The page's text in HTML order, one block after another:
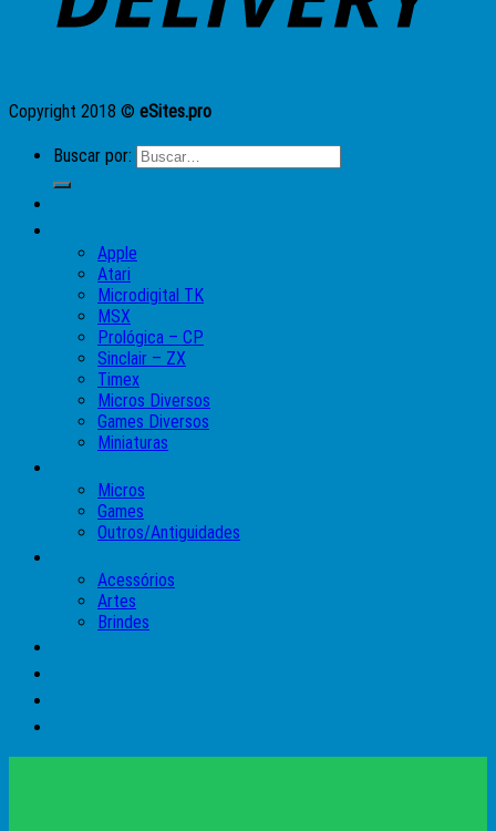
Copyright 2018 © eSites.pro
Buscar por:
Apple
Atari
Microdigital TK
MSX
Prológica – CP
Sinclair – ZX
Timex
Micros Diversos
Games Diversos
Miniaturas
Micros
Games
Outros/Antiguidades
Acessórios
Artes
Brindes